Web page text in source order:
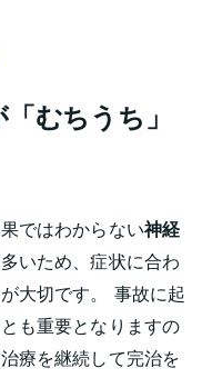
むちうち」
ではわからない神経
いため、症状に合わ
大切です。 事故に起
も重要となりますの
療を継続して完治を